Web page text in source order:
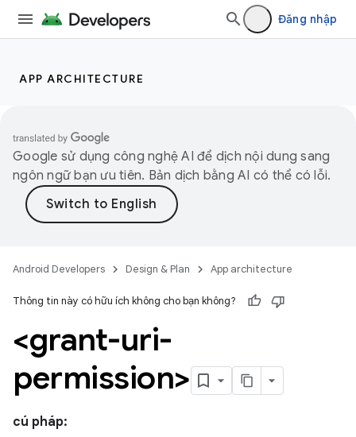
Đăng nhập
APP ARCHITECTURE
Google sử dụng công nghệ AI để dịch nội dung sang
ngôn ngữ bạn ưu tiên. Bản dịch bằng AI có thể có lỗi.
Android Developers Design & Plan App architecture
Thông tin này có hữu ích không cho bạn không?
<grant-uri-
permission>
cú pháp: